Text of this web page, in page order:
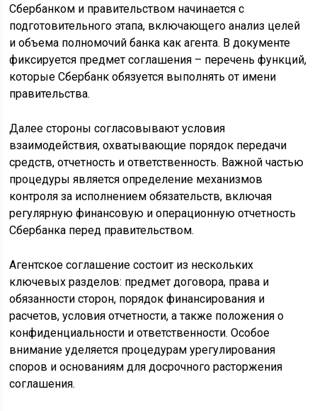
Сбербанком и правительством начинается с
подготовительного этапа, включающего анализ целей
и объема полномочий банка как агента. В документе
фиксируется предмет соглашения – перечень функций,
которые Сбербанк обязуется выполнять от имени
правительства.
Далее стороны согласовывают условия
взаимодействия, охватывающие порядок передачи
средств, отчетность и ответственность. Важной частью
процедуры является определение механизмов
контроля за исполнением обязательств, включая
регулярную финансовую и операционную отчетность
Сбербанка перед правительством.
Агентское соглашение состоит из нескольких
ключевых разделов: предмет договора, права и
обязанности сторон, порядок финансирования и
расчетов, условия отчетности, а также положения о
конфиденциальности и ответственности. Особое
внимание уделяется процедурам урегулирования
споров и основаниям для досрочного расторжения
соглашения.